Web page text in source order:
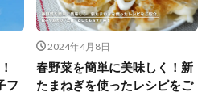
フ
2024年4月8日
春野菜を簡単に美味しく！新
たまねぎを使ったレシピをご
ティ
おうちごはん
おでん
お弁当
キャンペーン